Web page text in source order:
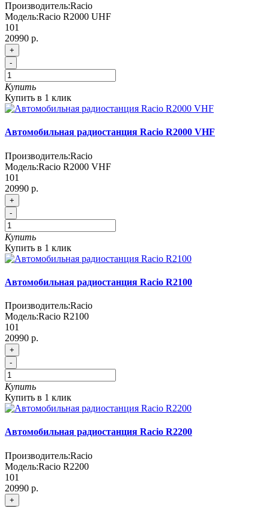
Производитель:Racio
Модель:Racio R2000 UHF
101
20990 р.
+
-
Купить
Купить в 1 клик
Автомобильная радиостанция Racio R2000 VHF
Производитель:Racio
Модель:Racio R2000 VHF
101
20990 р.
+
-
Купить
Купить в 1 клик
Автомобильная радиостанция Racio R2100
Производитель:Racio
Модель:Racio R2100
101
20990 р.
+
-
Купить
Купить в 1 клик
Автомобильная радиостанция Racio R2200
Производитель:Racio
Модель:Racio R2200
101
20990 р.
+